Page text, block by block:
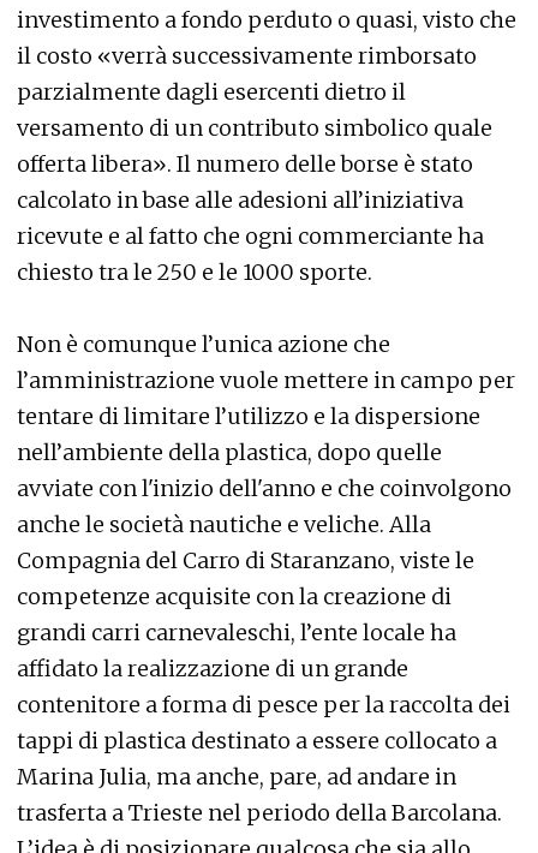
investimento a fondo perduto o quasi, visto che
il costo «verrà successivamente rimborsato
parzialmente dagli esercenti dietro il
versamento di un contributo simbolico quale
offerta libera». Il numero delle borse è stato
calcolato in base alle adesioni all’iniziativa
ricevute e al fatto che ogni commerciante ha
chiesto tra le 250 e le 1000 sporte.
Non è comunque l’unica azione che
l’amministrazione vuole mettere in campo per
tentare di limitare l’utilizzo e la dispersione
nell’ambiente della plastica, dopo quelle
avviate con l'inizio dell'anno e che coinvolgono
anche le società nautiche e veliche. Alla
Compagnia del Carro di Staranzano, viste le
competenze acquisite con la creazione di
grandi carri carnevaleschi, l’ente locale ha
affidato la realizzazione di un grande
contenitore a forma di pesce per la raccolta dei
tappi di plastica destinato a essere collocato a
Marina Julia, ma anche, pare, ad andare in
trasferta a Trieste nel periodo della Barcolana.